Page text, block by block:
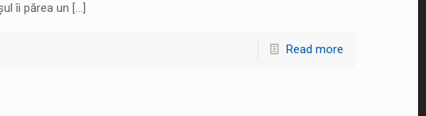
îi părea un […]
Read more